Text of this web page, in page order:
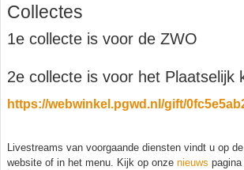
Collectes
1e collecte is voor de ZWO
2e collecte is voor het Plaatselijk
https://webwinkel.pgwd.nl/gift/
Livestreams van voorgaande diensten vindt u op
website of in het menu. Kijk op onze nieuws